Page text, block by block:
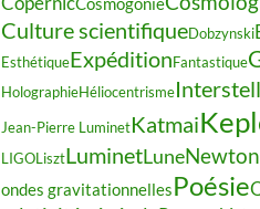
Culture scientifiqueDobzynski
EsthétiqueExpéditionFantastique
HolographieHéliocentrisme
Jean-Pierre LuminetKatmai
LIGOLisztLuminetLuneNewton
ondes gravitationnellesPoésie